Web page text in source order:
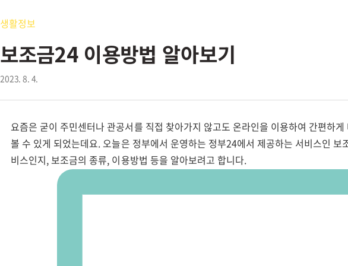
생활정보
보조금24 이용방법 알아보기
2023. 8. 4.
요즘은 굳이 주민센터나 관공서를 직접 찾아가지 않고도 온라인을 이용하여 간편하
볼 수 있게 되었는데요. 오늘은 정부에서 운영하는 정부24에서 제공하는 서비스인 보
비스인지, 보조금의 종류, 이용방법 등을 알아보려고 합니다.